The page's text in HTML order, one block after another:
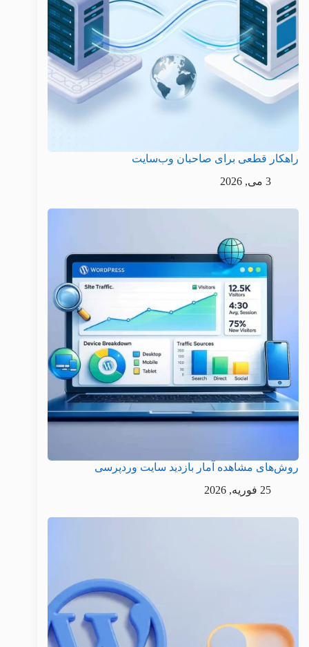
راهکار قطعی برای صاحبان وب‌سایت
3 می, 2026
روش‌های مشاهده آمار بازدید سایت وردپرسی
25 فوریه, 2026